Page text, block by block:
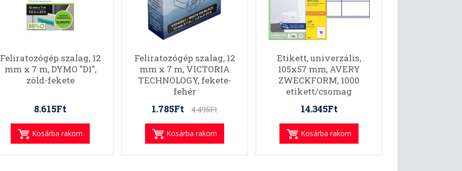
Feliratozógép szalag, 12
mm x 7 m, DYMO "D1",
zöld-fekete
8.615Ft
Kosárba rakom
Feliratozógép szalag, 12
mm x 7 m, VICTORIA
TECHNOLOGY, fekete-
fehér
1.785Ft 4.495Ft
Kosárba rakom
Etikett, univerzális,
105x57 mm, AVERY
ZWECKFORM, 1000
etikett/csomag
14.345Ft
Kosárba rakom